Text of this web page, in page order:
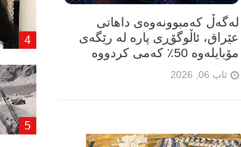
لەگەڵ کەمبوونەوەی داهاتی
عێراق، ئاڵوگۆڕی پارە لە رێگەی
مۆبایلەوە 50٪ کەمی کردووە
ئاب 06, 2026